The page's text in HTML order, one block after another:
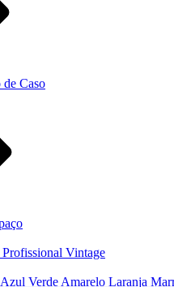
de Caso
Profissional Vintage
Azul Verde Amarelo Laranja